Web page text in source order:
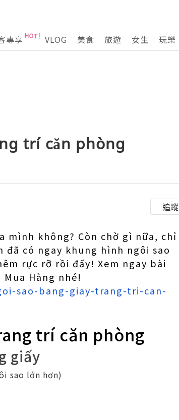
專享 VLOG 美食 旅遊 女生 玩樂
trí căn phòng
追蹤
mình không? Còn chờ gì nữa, chỉ
có ngay khung hình ngôi sao
rực rỡ rồi đấy! Xem ngay bài
Hàng nhé!
sao-bang-giay-trang-tri-can-
trí căn phòng
giấy
sao lớn hơn)